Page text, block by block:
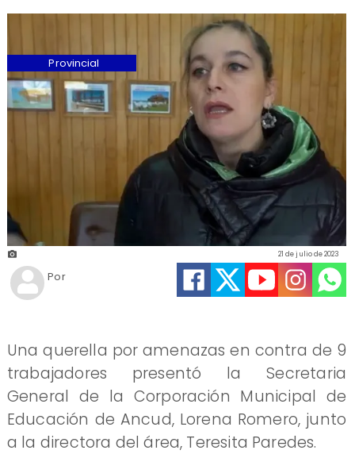
21 de julio de 2023
Provincial
Por
Una querella por amenazas en contra de 9
trabajadores presentó la Secretaria
General de la Corporación Municipal de
Educación de Ancud, Lorena Romero, junto
a la directora del área, Teresita Paredes.